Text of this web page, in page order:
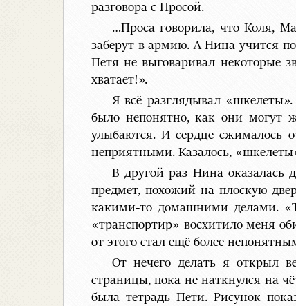
разговора с Просой.
…Проса говорила, что Коля,
заберут в армию. А Нина учится
Петя не выговаривал некоторые
хватает!».
Я всё разглядывал
было непонятно, как они могут
улыбаются. И сердце
неприятными. Казалось,
В другой раз Нина оказалась
предмет, похожий на плоскую
какими-то домашними делами.
«транспортир» восхитило меня
от этого стал ещё более
От нечего делать я открыл
страницы, пока не наткнулся на
была тетрадь Пети. Рисунок